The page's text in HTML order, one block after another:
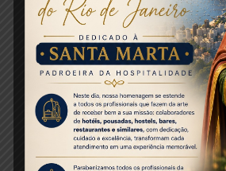
Azul voa”, complementa a executivo.
Fonte: Mercado&Eventos
Share this entry